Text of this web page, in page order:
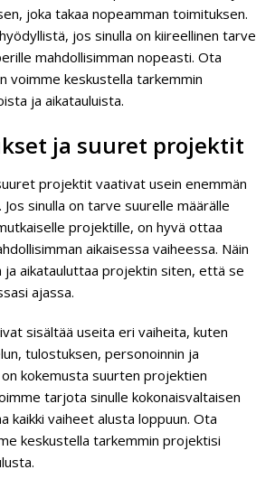
joka takaa nopeamman toimituksen.
jos sinulla on kiireellinen tarve
mahdollisimman nopeasti. Ota
voimme keskustella tarkemmin
ja aikatauluista.
ja suuret projektit
projektit vaativat usein enemmän
sinulla on tarve suurelle määrälle
projektille, on hyvä ottaa
aikaisessa vaiheessa. Näin
ja aikatauluttaa projektin siten, että se
ajassa.
sisältää useita eri vaiheita, kuten
tulostuksen, personoinnin ja
kokemusta suurten projektien
tarjota sinulle kokonaisvaltaisen
kaikki vaiheet alusta loppuun. Ota
keskustella tarkemmin projektisi